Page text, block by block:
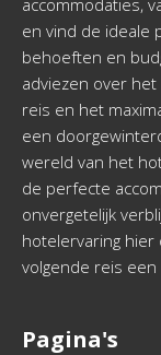
accommodaties,
en vind de ideale
behoeften en
adviezen over
reis en het
een
wereld van het
de perfecte
onvergetelijk
hotelervaring hier
volgende reis
Pagina's